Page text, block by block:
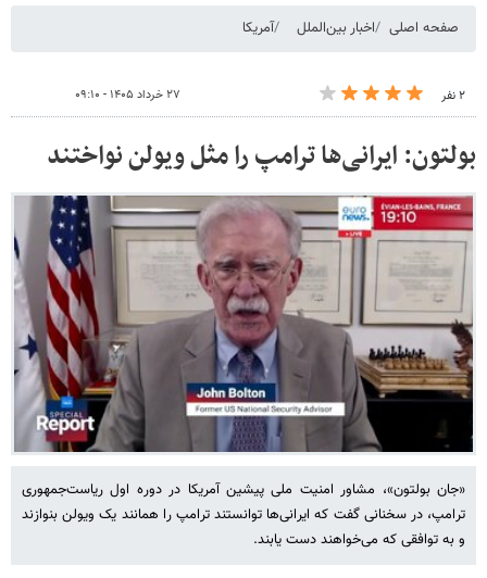
صفحه اصلی اخبار بین‌الملل آمریکا
۲ نفر ۲۷ خرداد ۱۴۰۵ - ۰۹:۱۰
بولتون: ایرانی‌ها ترامپ را مثل ویولن نواختند
«جان بولتون»، مشاور امنیت ملی پیشین آمریکا در دوره اول ریاست‌جمهوری
ترامپ، در سخنانی گفت که ایرانی‌ها توانستند ترامپ را همانند یک ویولن بنوازند
و به توافقی که می‌خواهند دست یابند.